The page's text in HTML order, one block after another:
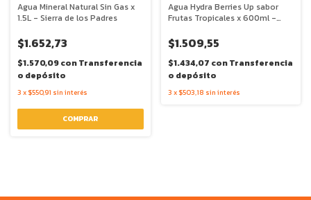
Agua Mineral Natural Sin Gas x
1.5L - Sierra de los Padres
$1.652,73
$1.570,09conTransferencia
o depósito
3 x $550,91 sin interés
Agua Hydra Berries Up sabor
Frutas Tropicales x 600ml -
$1.509,55
$1.434,07 conTransferencia
o depósito
3 x $503,18 sin interés